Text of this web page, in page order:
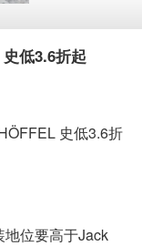
低3.6折起
史低3.6折
位要高于Jack